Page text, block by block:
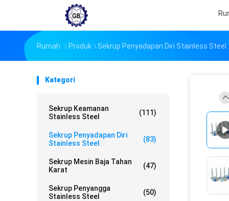
Rumah Produk Sekrup Penyadapan Diri Stainless Steel
Kategori
Sekrup Keamanan
Stainless Steel
(111)
Sekrup Penyadapan Diri
Stainless Steel
(83)
Sekrup Mesin Baja Tahan
Karat
(47)
Sekrup Penyangga
Stainless Steel
(50)